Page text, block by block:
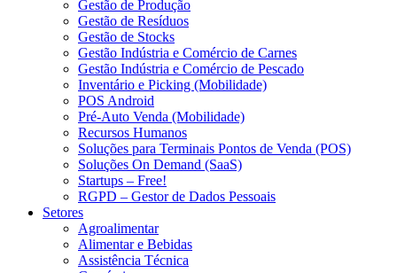
Gestão de Produção
Gestão de Resíduos
Gestão de Stocks
Gestão Indústria e Comércio de Carnes
Gestão Indústria e Comércio de Pescado
Inventário e Picking (Mobilidade)
POS Android
Pré-Auto Venda (Mobilidade)
Recursos Humanos
Soluções para Terminais Pontos de Venda (POS)
Soluções On Demand (SaaS)
Startups – Free!
RGPD – Gestor de Dados Pessoais
Setores
Agroalimentar
Alimentar e Bebidas
Assistência Técnica